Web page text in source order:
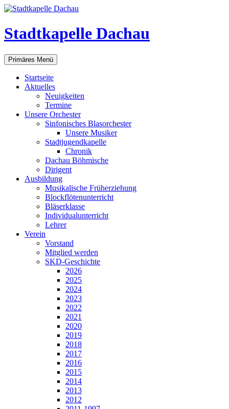
Zum
springen
Stadtkapelle Dachau
Suchen
Primäres Menü
Startseite
Aktuelles
Neuigkeiten
Termine
Unsere Orchester
Sinfonisches Blasorchester
Unsere Musiker
Stadtjugendkapelle
Chronik
Dachau Böhmische
Dirigent
Ausbildung
Musikalische Früherziehung
Blockflötenunterricht
Bläserklasse
Individual­unterricht
Lehrer
Verein
Vorstand
Mitglied werden
SKD-Geschichte
2026
2025
2024
2023
2022
2021
2020
2019
2018
2017
2016
2015
2014
2013
2012